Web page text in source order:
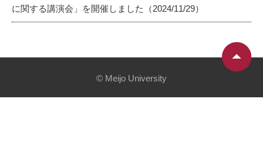
に関する講演会」を開催しました（2024/11/29）
© Meijo University